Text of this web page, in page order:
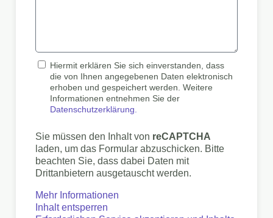
Hiermit erklären Sie sich einverstanden, dass
die von Ihnen angegebenen Daten elektronisch
erhoben und gespeichert werden. Weitere
Informationen entnehmen Sie der
Datenschutzerklärung.
Sie müssen den Inhalt von reCAPTCHA
laden, um das Formular abzuschicken. Bitte
beachten Sie, dass dabei Daten mit
Drittanbietern ausgetauscht werden.
Mehr Informationen
Inhalt entsperren